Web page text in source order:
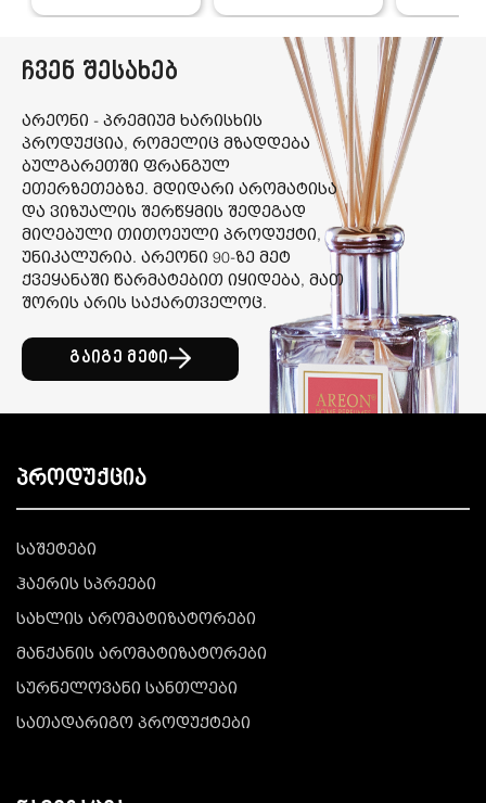
ჩვენ შესახებ
არეონი - პრემიუმ ხარისხის
პროდუქცია, რომელიც მზადდება
ბულგარეთში ფრანგულ
ეთერზეთებზე. მდიდარი არომატისა
და ვიზუალის შერწყმის შედეგად
მიღებული თითოეული პროდუქტი,
უნიკალურია. არეონი 90-ზე მეტ
ქვეყანაში წარმატებით იყიდება, მათ
შორის არის საქართველოც.
გაიგე მეტი
პროდუქცია
საშეტები
ჰაერის სპრეები
სახლის არომატიზატორები
მანქანის არომატიზატორები
სურნელოვანი სანთლები
სათადარიგო პროდუქტები